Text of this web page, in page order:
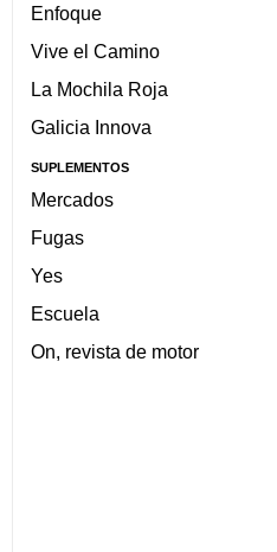
Enfoque
Vive el Camino
La Mochila Roja
Galicia Innova
SUPLEMENTOS
Mercados
Fugas
Yes
Escuela
On, revista de motor